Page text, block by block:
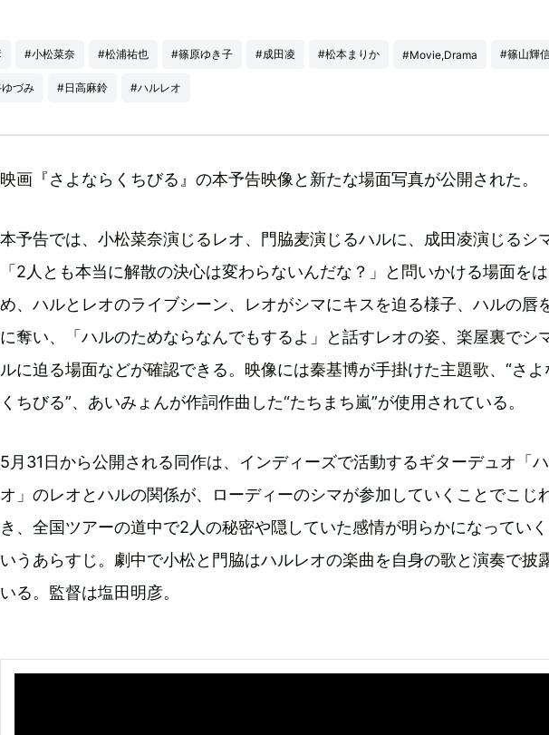
#小松菜奈 #松浦祐也 #篠原ゆき子 #成田凌 #松本まりか #Movie,Drama #篠山輝
づみ #日高麻鈴 #ハルレオ
映画『さよならくちびる』の本予告映像と新たな場面写真が公開された。
本予告では、小松菜奈演じるレオ、門脇麦演じるハルに、成田凌演じるシ
「2人とも本当に解散の決心は変わらないんだな？」と問いかける場面を
め、ハルとレオのライブシーン、レオがシマにキスを迫る様子、ハルの唇
に奪い、「ハルのためならなんでもするよ」と話すレオの姿、楽屋裏でシ
ルに迫る場面などが確認できる。映像には秦基博が手掛けた主題歌、“さよ
くちびる”、あいみょんが作詞作曲した“たちまち嵐”が使用されている。
5月31日から公開される同作は、インディーズで活動するギターデュオ「
オ」のレオとハルの関係が、ローディーのシマが参加していくことでこじ
き、全国ツアーの道中で2人の秘密や隠していた感情が明らかになっていく
いうあらすじ。劇中で小松と門脇はハルレオの楽曲を自身の歌と演奏で披
いる。監督は塩田明彦。